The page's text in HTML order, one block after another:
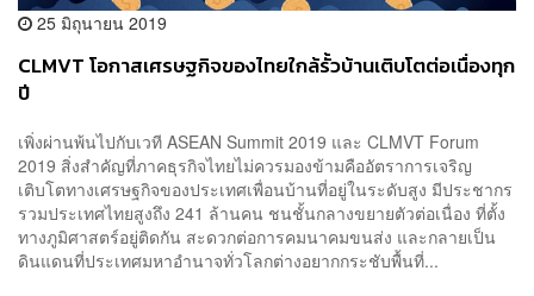
25 มิถุนายน 2019
CLMVT โอกาสเศรษฐกิจของไทยใกล้รั้วบ้านเติบโตต่อเนื่องทุก
ปี
เพิ่งผ่านพ้นไปกับเวที ASEAN Summit 2019 และ CLMVT Forum
2019 สิ่งสำคัญที่ภาคธุรกิจไทยไม่ควรมองข้ามคืออัตราการเจริญ
เติบโตทางเศรษฐกิจของประเทศเพื่อนบ้านที่อยู่ในระดับสูง มีประชากร
รวมประเทศไทยสูงถึง 241 ล้านคน ชนชั้นกลางขยายตัวต่อเนื่อง ที่ตั้ง
ทางภูมิศาสตร์อยู่ติดกัน สะดวกต่อการคมนาคมขนส่ง และกลายเป็น
ดินแดนที่ประเทศมหาอำนาจทั่วโลกต่างอยากกระชับพื้นที่...